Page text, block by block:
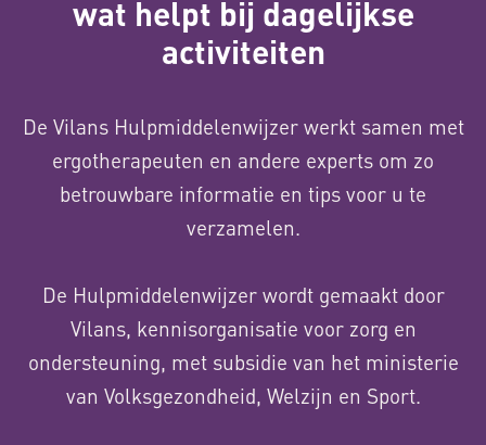
wat helpt bij dagelijkse
activiteiten
De Vilans Hulpmiddelenwijzer werkt samen met
ergotherapeuten en andere experts om zo
betrouwbare informatie en tips voor u te
verzamelen.
De Hulpmiddelenwijzer wordt gemaakt door
Vilans, kennisorganisatie voor zorg en
ondersteuning, met subsidie van het ministerie
van Volksgezondheid, Welzijn en Sport.